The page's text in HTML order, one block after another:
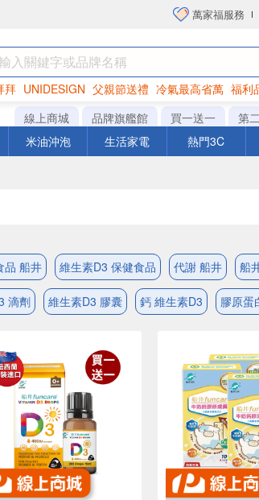
萬家福服務
拜 UNIDESIGN 父親節送禮 冷氣最高省萬 福利
巧克力 罐頭 衛生紙
線上商城 品牌旗艦館 買一送一 第
米油沖泡 生活家電 熱門3C
品 船井 維生素D3 保健食品 代謝 船井 船
滴劑 維生素D3 膠囊 鈣 維生素D3 膠原蛋